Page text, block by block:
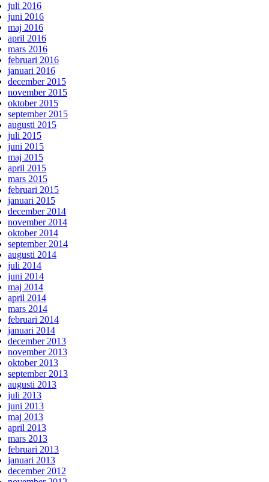
juli 2016
juni 2016
maj 2016
april 2016
mars 2016
februari 2016
januari 2016
december 2015
november 2015
oktober 2015
september 2015
augusti 2015
juli 2015
juni 2015
maj 2015
april 2015
mars 2015
februari 2015
januari 2015
december 2014
november 2014
oktober 2014
september 2014
augusti 2014
juli 2014
juni 2014
maj 2014
april 2014
mars 2014
februari 2014
januari 2014
december 2013
november 2013
oktober 2013
september 2013
augusti 2013
juli 2013
juni 2013
maj 2013
april 2013
mars 2013
februari 2013
januari 2013
december 2012